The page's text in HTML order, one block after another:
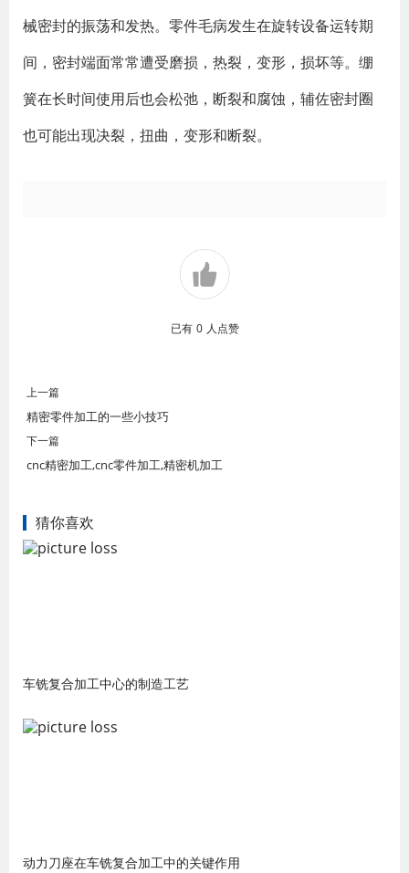
械密封的振荡和发热。零件毛病发生在旋转设备运转期
间，密封端面常常遭受磨损，热裂，变形，损坏等。绷
簧在长时间使用后也会松弛，断裂和腐蚀，辅佐密封圈
也可能出现决裂，扭曲，变形和断裂。
已有 0 人点赞
上一篇
精密零件加工的一些小技巧
下一篇
cnc精密加工,cnc零件加工,精密机加工
猜你喜欢
车铣复合加工中心的制造工艺
动力刀座在车铣复合加工中的关键作用